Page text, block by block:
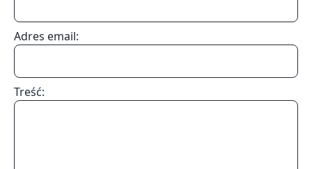
Adres email:
Treść: